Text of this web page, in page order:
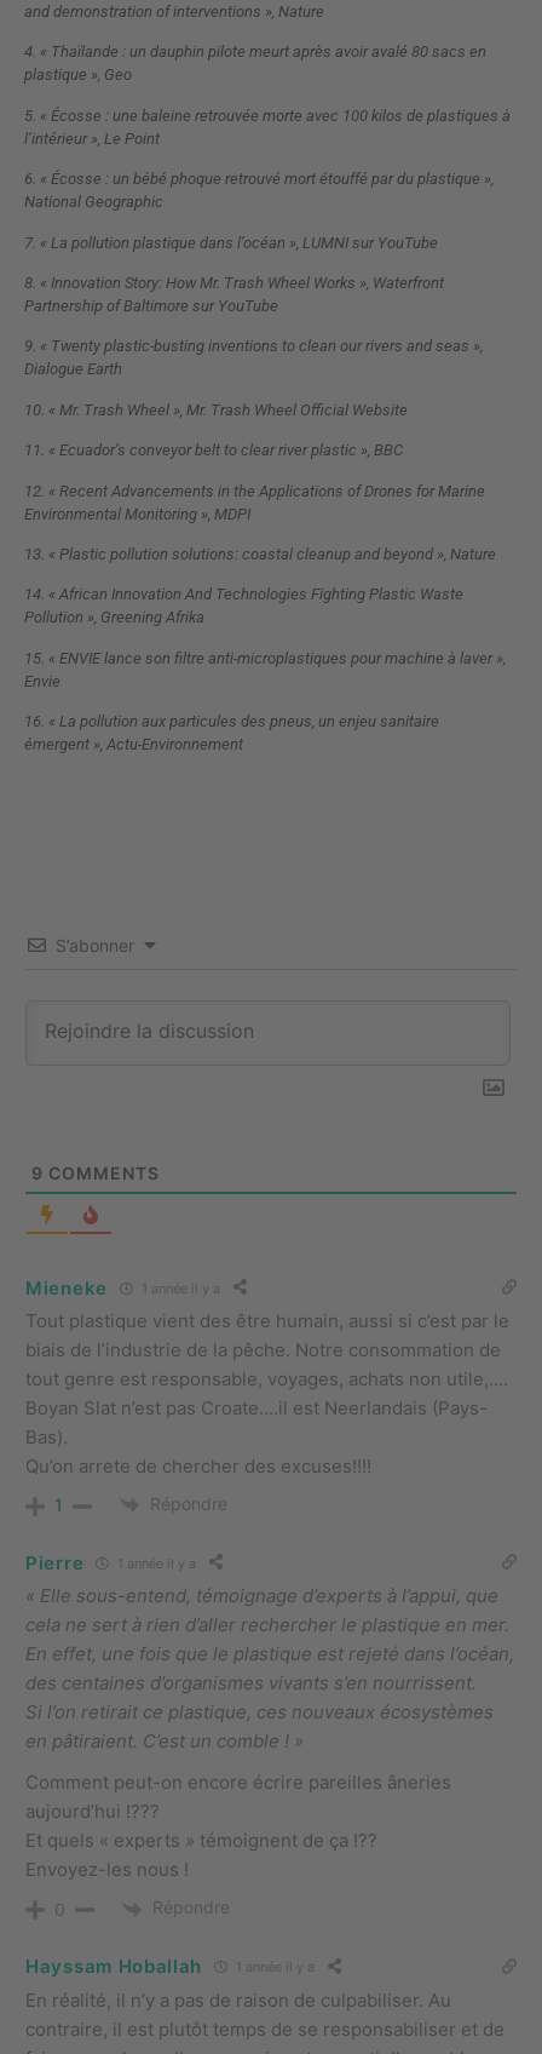
and demonstration of interventions », Nature
4. « Thaïlande : un dauphin pilote meurt après avoir avalé 80 sacs en
plastique », Geo
5. « Écosse : une baleine retrouvée morte avec 100 kilos de plastiques à
l’intérieur », Le Point
6. « Écosse : un bébé phoque retrouvé mort étouffé par du plastique »,
National Geographic
7. « La pollution plastique dans l’océan », LUMNI sur YouTube
8. « Innovation Story: How Mr. Trash Wheel Works », Waterfront
Partnership of Baltimore sur YouTube
9. « Twenty plastic-busting inventions to clean our rivers and seas »,
Dialogue Earth
10. « Mr. Trash Wheel », Mr. Trash Wheel Official Website
11. « Ecuador’s conveyor belt to clear river plastic », BBC
12. « Recent Advancements in the Applications of Drones for Marine
Environmental Monitoring », MDPI
13. « Plastic pollution solutions: coastal cleanup and beyond », Nature
14. « African Innovation And Technologies Fighting Plastic Waste
Pollution », Greening Afrika
15. « ENVIE lance son filtre anti-microplastiques pour machine à laver »,
Envie
16. « La pollution aux particules des pneus, un enjeu sanitaire
émergent », Actu-Environnement
S’abonner
9 COMMENTS
Mieneke 1 année il y a
Tout plastique vient des être humain, aussi si c’est par le
biais de l’industrie de la pêche. Notre consommation de
tout genre est responsable, voyages, achats non utile,….
Boyan Slat n’est pas Croate….il est Neerlandais (Pays-
Bas).
Qu’on arrete de chercher des excuses!!!!
1 Répondre
Pierre 1 année il y a
« Elle sous-entend, témoignage d’experts à l’appui, que
cela ne sert à rien d’aller rechercher le plastique en mer.
En effet, une fois que le plastique est rejeté dans l’océan,
des centaines d’organismes vivants s’en nourrissent.
Si l’on retirait ce plastique, ces nouveaux écosystèmes
en pâtiraient. C’est un comble ! »
Comment peut-on encore écrire pareilles âneries
aujourd’hui !???
Et quels « experts » témoignent de ça !??
Envoyez-les nous !
0 Répondre
Hayssam Hoballah 1 année il y a
En réalité, il n’y a pas de raison de culpabiliser. Au
contraire, il est plutôt temps de se responsabiliser et de